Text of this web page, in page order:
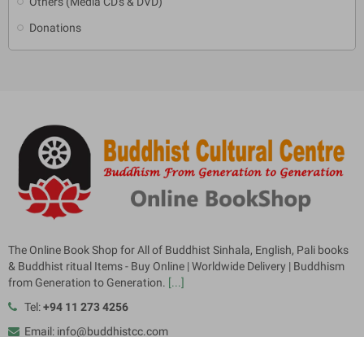
Donations
The Online Book Shop for All of Buddhist Sinhala, English, Pali books
& Buddhist ritual Items - Buy Online | Worldwide Delivery | Buddhism
from Generation to Generation. [...]
Tel:+94 11 273 4256
Email: info@buddhistcc.com